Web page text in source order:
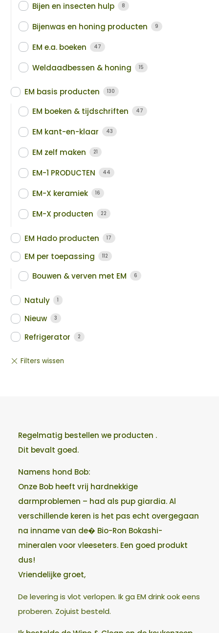
Bijen en insecten hulp 8
Bijenwas en honing producten 9
EM e.a. boeken 47
Weldaadbessen & honing 15
EM basis producten 130
EM boeken & tijdschriften 47
EM kant-en-klaar 43
EM zelf maken 21
EM-1 PRODUCTEN 44
EM-X keramiek 16
EM-X producten 22
EM Hado producten 17
EM per toepassing 112
Bouwen & verven met EM 6
Natuly 1
Nieuw 3
Refrigerator 2
Regelmatig bestellen we producten .
Dit bevalt goed.
Namens hond Bob:
Onze Bob heeft vrij hardnekkige
darmproblemen – had als pup giardia. Al
verschillende keren is het pas echt overgegaan
na inname van de� Bio-Ron Bokashi-
mineralen voor vleeseters. Een goed produkt
dus!
Vriendelijke groet,
De levering is vlot verlopen. Ik ga EM drink ook eens
proberen. Zojuist besteld.